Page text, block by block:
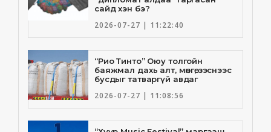
сайд хэн бэ?
2026-07-27 | 11:22:40
“Рио Тинто” Оюу толгойн
баяжмал дахь алт, мөнгө, зэснээс
бусдыг татваргүй авдаг
2026-07-27 | 11:08:56